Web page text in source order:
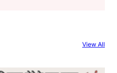
View All